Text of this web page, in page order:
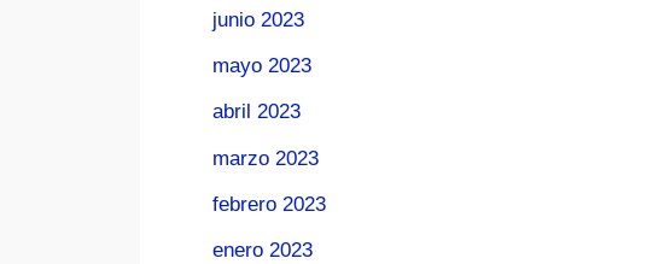
junio 2023
mayo 2023
abril 2023
marzo 2023
febrero 2023
enero 2023